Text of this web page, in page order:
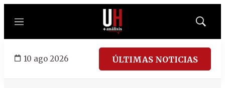
Menú
Mostrar
10 ago 2026 ÚLTIMAS NOTICIAS